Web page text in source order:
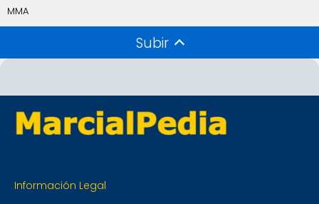
MMA
Subir
Información Legal